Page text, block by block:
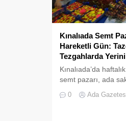
Kınalıada Semt
Hareketli Gün:
Tezgahlarda Yerini
Kınalıada’da
semt pazarı, ada
ziyaretçilerin
zamanki canlılığına
0 Ada